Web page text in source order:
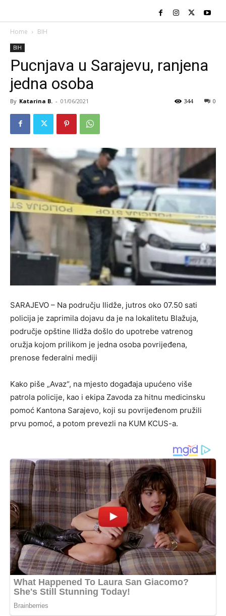
Home BIH
BIH
Pucnjava u Sarajevu, ranjena
jedna osoba
By Katarina B. - 01/06/2021 0
344
SARAJEVO – Na području Ilidže, jutros oko 07.50 sati
policija je zaprimila dojavu da je na lokalitetu Blažuja,
područje opštine Ilidža došlo do upotrebe vatrenog
oružja kojom prilikom je jedna osoba povrijeđena,
prenose federalni mediji
Kako piše „Avaz“, na mjesto događaja upućeno više
patrola policije, kao i ekipa Zavoda za hitnu medicinsku
pomoć Kantona Sarajevo, koji su povrijeđenom pružili
prvu pomoć, a potom prevezli na KUM KCUS-a.